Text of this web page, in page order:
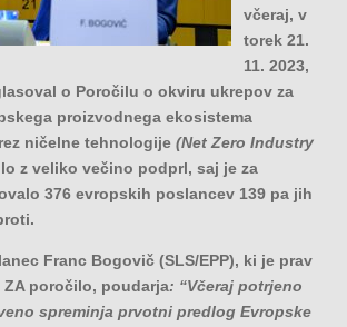
včeraj, v
torek 21.
11. 2023,
o Poročilu o okviru ukrepov za
proizvodnega ekosistema
ničelne tehnologije (Net Zero Industry
z veliko večino podprl, saj je za
376 evropskih poslancev 139 pa jih
Franc Bogovič (SLS/EPP), ki je prav
poročilo, poudarja: “Včeraj potrjeno
spreminja prvotni predlog Evropske